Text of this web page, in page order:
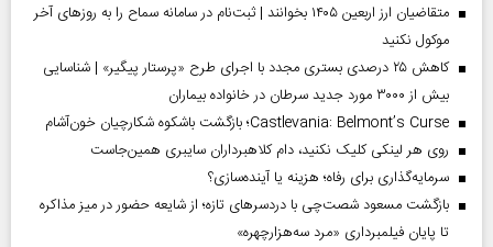
متقاضیان ارز اربعین ۱۴۰۵ بخوانند | ثبت‌نام در سامانه سماح را به روز‌های آخر
موکول نکنید
کاهش ۲۵ درصدی بستری مجدد با اجرای طرح «پرستار پیگیر» | شناسایی
بیش از ۳۰۰۰ مورد جدید سرطان در خانواده بیماران
Castlevania: Belmont’s Curse؛ بازگشت باشکوه شکارچیان خون‌آشام
روی هر لینکی کلیک نکنید، دام کلاهبرداران سایبری همین‌جاست
سرمایه‌گذاری برای رفاه؛ هزینه یا آینده‌سازی؟
بازگشت مسعود شصت‌چی با دردسر‌های تازه؛ از شایعه حضور در میز مذاکره
تا پایان فیلمبرداری «مرد سه‌هزارچهره»